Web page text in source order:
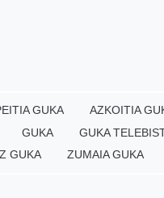
GUKA AZKOITIA
GUKA
GUKA
GUKA
ZUMAIA GUKA